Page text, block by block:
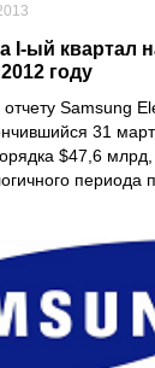
I-ый квартал
году
Samsung
31
$47,6
периода